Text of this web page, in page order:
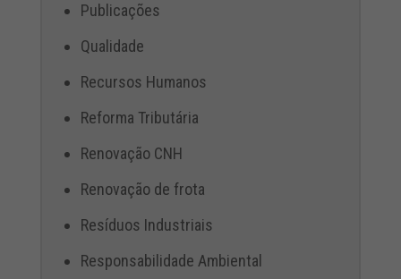
Publicações
Qualidade
Recursos Humanos
Reforma Tributária
Renovação CNH
Renovação de frota
Resíduos Industriais
Responsabilidade Ambiental